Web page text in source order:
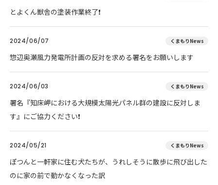
とよくん獣舎の塗装作業終了❗
2024/06/07 くまもりNews
惣辺奥瀬風力発電所計画の反対を求める署名をお願いします
2024/06/03 くまもりNews
署名『知床岬における大規模太陽光パネル群の建設に反対しま
す』にご協力ください❗
2024/05/21 くまもりNews
ぽつんと一軒家に住む犬たちが、うれしそうに散歩に飛び出した
のに家の前で動かなくなった訳